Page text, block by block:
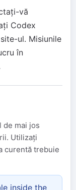
vă
Codex
ul. Misiunile
în
de mai jos
Utilizați
curentă trebuie
inside the